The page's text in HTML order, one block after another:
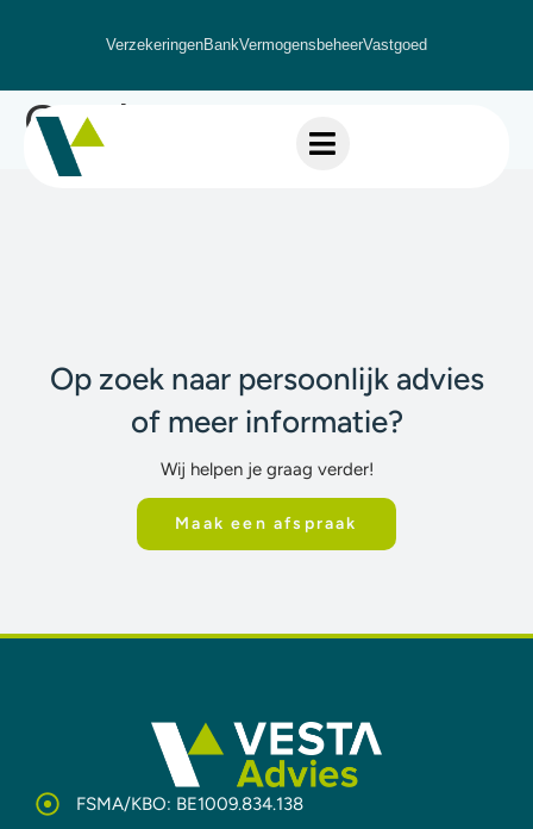
VerzekeringenBankVermogensbeheerVastgoed
Gerda Roovers
Op zoek naar persoonlijk advies
of meer informatie?
Wij helpen je graag verder!
Maak een afspraak
FSMA/KBO: BE1009.834.138